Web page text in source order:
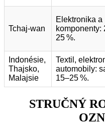
Tchaj-wan
Elektronika a
komponenty:
25 %.
Indonésie,
Thajsko,
Malajsie
Textil,
automobily:
15–25 %.
STRUČNÝ